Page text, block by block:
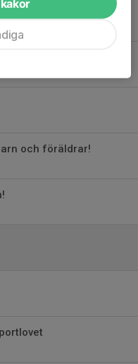
och föräldrar!